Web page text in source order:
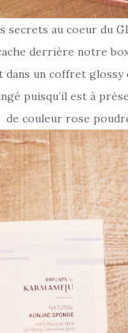
secrets au coeur du
derrière notre
un coffret
puisqu’il est à
de couleur rose